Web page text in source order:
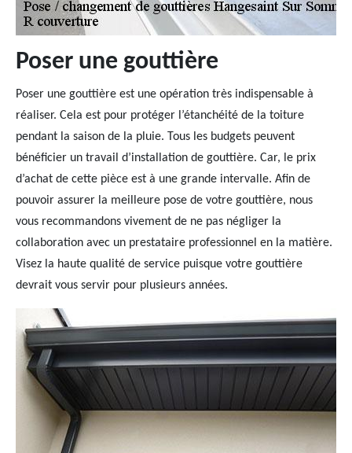
Poser une gouttière
Poser une gouttière est une opération très indispensable à
réaliser. Cela est pour protéger l’étanchéité de la toiture
pendant la saison de la pluie. Tous les budgets peuvent
bénéficier un travail d’installation de gouttière. Car, le prix
d’achat de cette pièce est à une grande intervalle. Afin de
pouvoir assurer la meilleure pose de votre gouttière, nous
vous recommandons vivement de ne pas négliger la
collaboration avec un prestataire professionnel en la matière.
Visez la haute qualité de service puisque votre gouttière
devrait vous servir pour plusieurs années.